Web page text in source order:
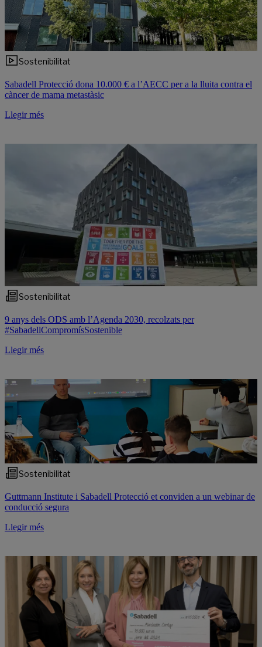
Sostenibilitat
Sabadell Protecció dona 10.000 € a l’AECC per a la lluita contra el
càncer de mama metastàsic
Llegir més
Sostenibilitat
9 anys dels ODS amb l’Agenda 2030, recolzats per
#SabadellCompromísSostenible
Llegir més
Sostenibilitat
Guttmann Institute i Sabadell Protecció et conviden a un webinar de
conducció segura
Llegir més